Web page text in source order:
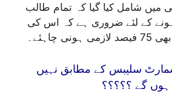
میں شامل کیا گیا کہ تمام طالب
کے لئے ضروری ہے کہ اس کی
چاہئے۔
سمارٹ سلیبس کے مطابق نہیں
ہوں گے ؟؟؟؟؟